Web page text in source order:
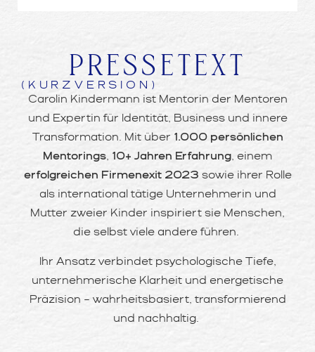
PRESSETEXT
(KURZVERSION)
Carolin Kindermann ist Mentorin der Mentoren
und Expertin für Identität, Business und innere
Transformation. Mit über 1.000 persönlichen
Mentorings, 10+ Jahren Erfahrung, einem
erfolgreichen Firmenexit 2023 sowie ihrer Rolle
als international tätige Unternehmerin und
Mutter zweier Kinder inspiriert sie Menschen,
die selbst viele andere führen.
Ihr Ansatz verbindet psychologische Tiefe,
unternehmerische Klarheit und energetische
Präzision – wahrheitsbasiert, transformierend
und nachhaltig.